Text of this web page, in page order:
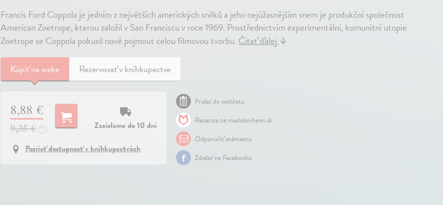
Francis Ford Coppola je jedním z největších amerických snílků a jeho nejúžasnějším snem je produkční společnost
American Zoetrope, kterou založil v San Franciscu v roce 1969. Prostřednictvím experimentální, komunitní utopie
Zoetrope se Coppola pokusil nově pojmout celou filmovou tvorbu.Čítať ďalej↓
Kúpiťna webe Rezervovať v kníhkupectve
8,88 €
9,35 € ?
Zasielame do 10 dní
Pozrieť dostupnosť v kníhkupectvách
Pridať do wishlistu
Recenzia na medziknihami.sk
Odporučiť známemu
Zdielať na Facebooku